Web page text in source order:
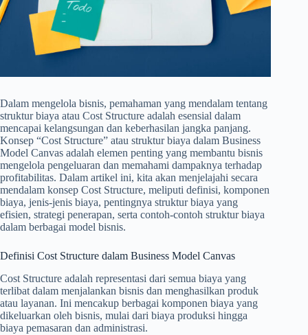
Dalam mengelola bisnis, pemahaman yang mendalam tentang
struktur biaya atau Cost Structure adalah esensial dalam
mencapai kelangsungan dan keberhasilan jangka panjang.
Konsep “Cost Structure” atau struktur biaya dalam Business
Model Canvas adalah elemen penting yang membantu bisnis
mengelola pengeluaran dan memahami dampaknya terhadap
profitabilitas. Dalam artikel ini, kita akan menjelajahi secara
mendalam konsep Cost Structure, meliputi definisi, komponen
biaya, jenis-jenis biaya, pentingnya struktur biaya yang
efisien, strategi penerapan, serta contoh-contoh struktur biaya
dalam berbagai model bisnis.
Definisi Cost Structure dalam Business Model Canvas
Cost Structure adalah representasi dari semua biaya yang
terlibat dalam menjalankan bisnis dan menghasilkan produk
atau layanan. Ini mencakup berbagai komponen biaya yang
dikeluarkan oleh bisnis, mulai dari biaya produksi hingga
biaya pemasaran dan administrasi.